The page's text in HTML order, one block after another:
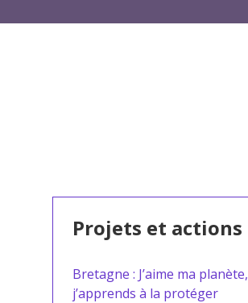
Projets et actions
Bretagne : J’aime ma planète,
j’apprends à la protéger